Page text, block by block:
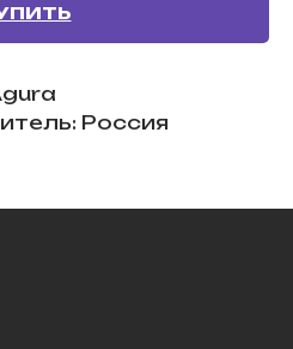
Россия